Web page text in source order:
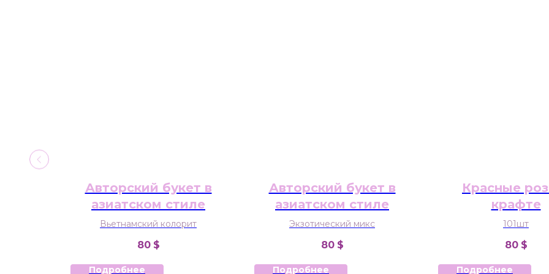
Авторский букет в
азиатском стиле
Вьетнамский колорит
80 $
Подробнее
Авторский букет в
азиатском стиле
Экзотический микс
80 $
Подробнее
Красные
крафте
101шт
80 $
Подробнее